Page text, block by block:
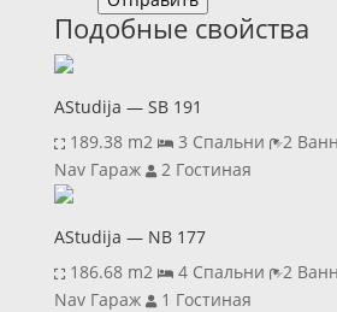
Подобные свойства
AStudija — SB 191
189.38 m2
3 Спальни
2
Nav Гараж
2 Гостиная
AStudija — NB 177
186.68 m2
4 Спальни
2
Nav Гараж
1 Гостиная